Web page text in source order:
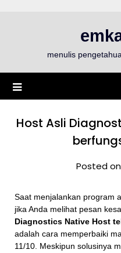
menulis
Host Asli
Posted on
Saat menjalankan program
jika Anda melihat pesan
Diagnostics Native Host
adalah cara memperbaiki
11/10. Meskipun solusinya